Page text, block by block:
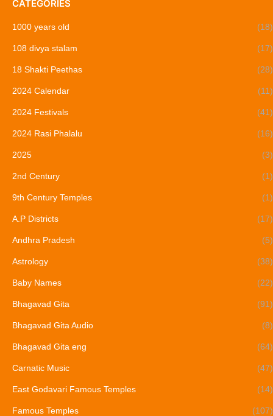
CATEGORIES
1000 years old (18)
108 divya stalam (17)
18 Shakti Peethas (28)
2024 Calendar (11)
2024 Festivals (41)
2024 Rasi Phalalu (16)
2025 (3)
2nd Century (1)
9th Century Temples (1)
A.P Districts (17)
Andhra Pradesh (5)
Astrology (38)
Baby Names (22)
Bhagavad Gita (91)
Bhagavad Gita Audio (8)
Bhagavad Gita eng (64)
Carnatic Music (47)
East Godavari Famous Temples (14)
Famous Temples (107)